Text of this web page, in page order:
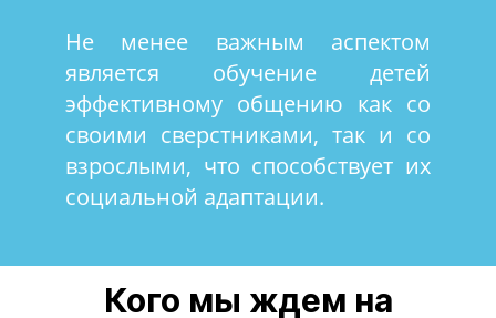
Не менее важным аспектом
является обучение детей
эффективному общению как со
своими сверстниками, так и со
взрослыми, что способствует их
социальной адаптации.
Кого мы ждем на